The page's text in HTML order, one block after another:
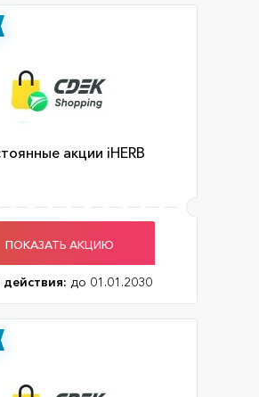
акции iHERB
ПОКАЗАТЬ АКЦИЮ
до 01.01.2030